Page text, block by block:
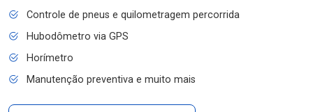
Controle de pneus e quilometragem percorrida
Hubodômetro via GPS
Horímetro
Manutenção preventiva e muito mais